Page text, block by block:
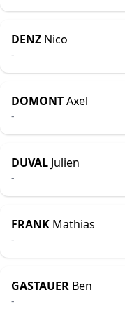
DENZ Nico
-
DOMONTAxel
-
DUVAL Julien
-
FRANK Mathias
-
GASTAUER Ben
-